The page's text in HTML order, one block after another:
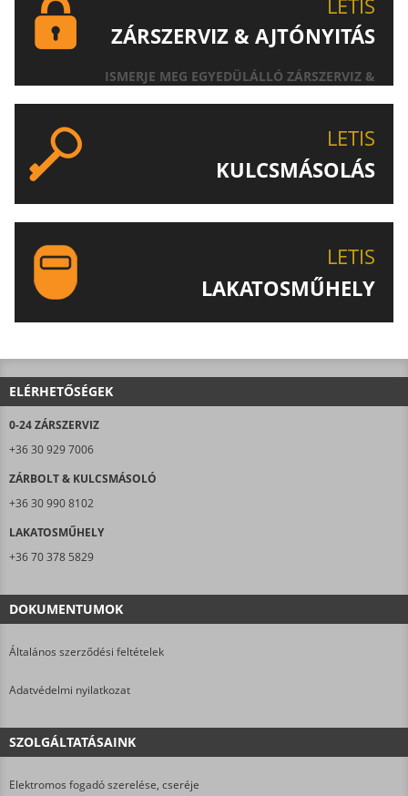
LETIS
ZÁRSZERVIZ & AJTÓNYITÁS
ISMERJE MEG EGYEDÜLÁLLÓ ZÁRSZERVIZ &
LETIS
KULCSMÁSOLÁS
LETIS
LAKATOSMŰHELY
ELÉRHETŐSÉGEK
0-24 ZÁRSZERVIZ
+36 30 929 7006
ZÁRBOLT & KULCSMÁSOLÓ
+36 30 990 8102
LAKATOSMŰHELY
+36 70 378 5829
DOKUMENTUMOK
Általános szerződési feltételek
Adatvédelmi nyilatkozat
SZOLGÁLTATÁSAINK
Elektromos fogadó szerelése, cseréje